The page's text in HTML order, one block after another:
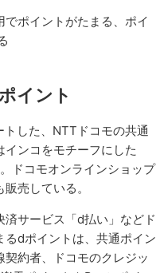
でポイントがたまる、ポイ
イント
した、NTTドコモの共通
ンコをモチーフにした
ドコモオンラインショップ
売している。
サービス「d払い」などド
るdポイントは、共通ポイン
契約者、ドコモのクレジッ